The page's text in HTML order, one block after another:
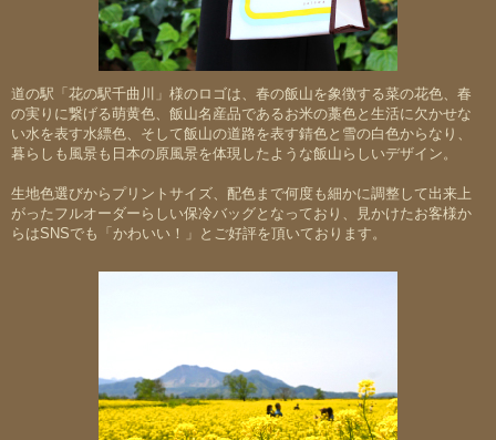
道の駅「花の駅千曲川」様のロゴは、春の飯山を象徴する菜の花色、春
の実りに繋げる萌黄色、飯山名産品であるお米の藁色と生活に欠かせな
い水を表す水縹色、そして飯山の道路を表す錆色と雪の白色からなり、
暮らしも風景も日本の原風景を体現したような飯山らしいデザイン。
生地色選びからプリントサイズ、配色まで何度も細かに調整して出来上
がったフルオーダーらしい保冷バッグとなっており、見かけたお客様か
らはSNSでも「かわいい！」とご好評を頂いております。